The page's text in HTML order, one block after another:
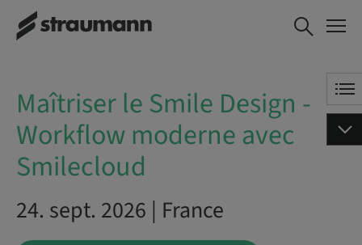
Maîtriser le
Smile Design -
Smilecloud
Maîtriser le Smile Design -
Workflow moderne avec
Smilecloud
24. sept. 2026 | France